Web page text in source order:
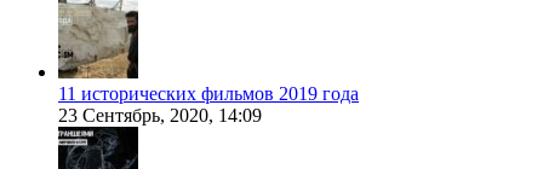
11 исторических фильмов 2019 года
23 Сентябрь, 2020, 14:09